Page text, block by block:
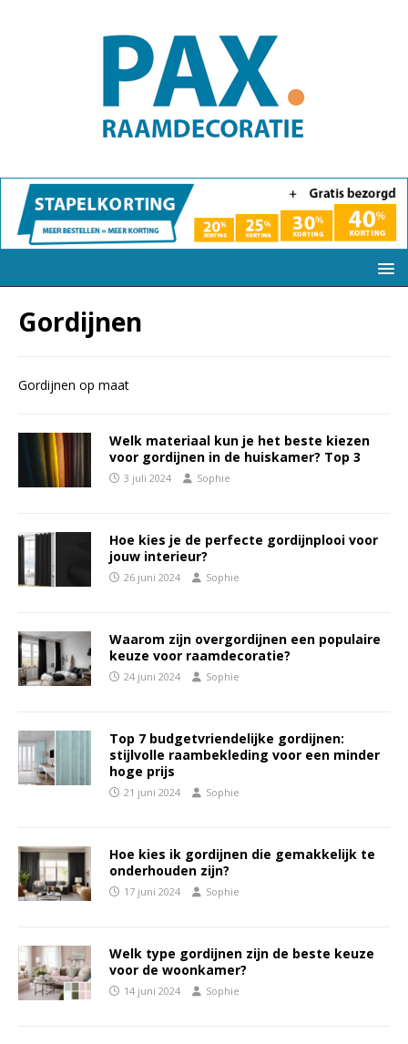
Gordijnen
Gordijnen op maat
Welk materiaal kun je het beste kiezen
voor gordijnen in de huiskamer? Top 3
3 juli 2024 Sophie
Hoe kies je de perfecte gordijnplooi voor
jouw interieur?
26 juni 2024 Sophie
Waarom zijn overgordijnen een populaire
keuze voor raamdecoratie?
24 juni 2024 Sophie
Top 7 budgetvriendelijke gordijnen:
stijlvolle raambekleding voor een minder
hoge prijs
21 juni 2024 Sophie
Hoe kies ik gordijnen die gemakkelijk te
onderhouden zijn?
17 juni 2024 Sophie
Welk type gordijnen zijn de beste keuze
voor de woonkamer?
14 juni 2024 Sophie